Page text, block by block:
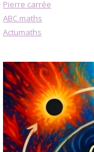
Pierre carrée
ABC maths
Actumaths